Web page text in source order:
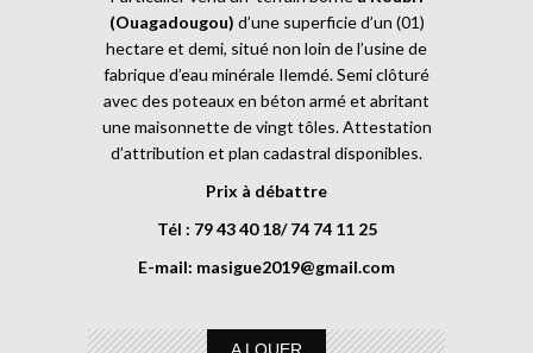
(Ouagadougou) d’une superficie d’un (01)
hectare et demi, situé non loin de l’usine de
fabrique d’eau minérale Ilemdé. Semi clôturé
avec des poteaux en béton armé et abritant
une maisonnette de vingt tôles. Attestation
d’attribution et plan cadastral disponibles.
Prix à débattre
Tél : 79 43 40 18/ 74 74 11 25
E-mail: masigue2019@gmail.com
A LOUER